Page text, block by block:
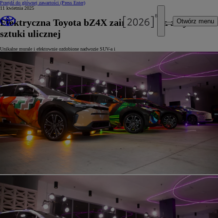
Przejdź do głównej zawartości (Press Enter)
Otwórz menu
11 kwietnia 2025
Elektryczna Toyota bZ4X zainspirowała artystów
sztuki ulicznej
Unikalne murale i efektownie ozdobione nadwozie SUV-a i